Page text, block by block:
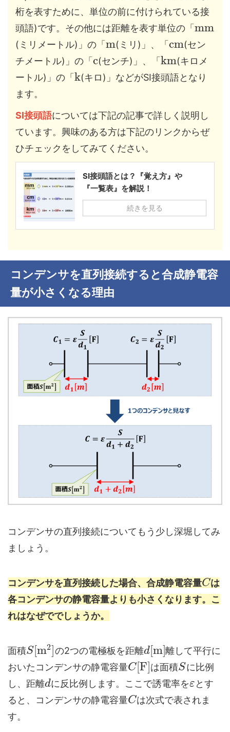
桁を表すために、単位の前に付けられている接
頭語)です。その他には距離を表す単位の「 mm
(ミリメートル)」の「 m(ミリ)」、「cm(セン
チメートル)」の「 c(センチ)」、「km(キロメ
ートル)」の「 k(キロ)」などがSI接頭語となり
ます。
SI接頭語については下記の記事で詳しく説明し
ています。興味のある方は下記のリンクからぜ
ひチェックをしてみてください。
SI接頭語とは？『覚え方』や
『一覧表』を解説！
続きを見る
コンデンサを直列接続すると合成静電容
量が小さくなる理由
コンデンサの直列接続についてもう少し深堀してみ
ましょう。
コンデンサを直列接続した場合、合成静電容量Cは
各コンデンサの静電容量よりも小さくなります。こ
れはなぜででしょうか。
面積S[m2]の2つの電極板を距離d[m]離して平行に
おいたコンデンサの静電容量C[F]は面積Sに比例
し、距離dに反比例します。ここで誘電率をεとす
ると、コンデンサの静電容量Cは次式で表されま
す。